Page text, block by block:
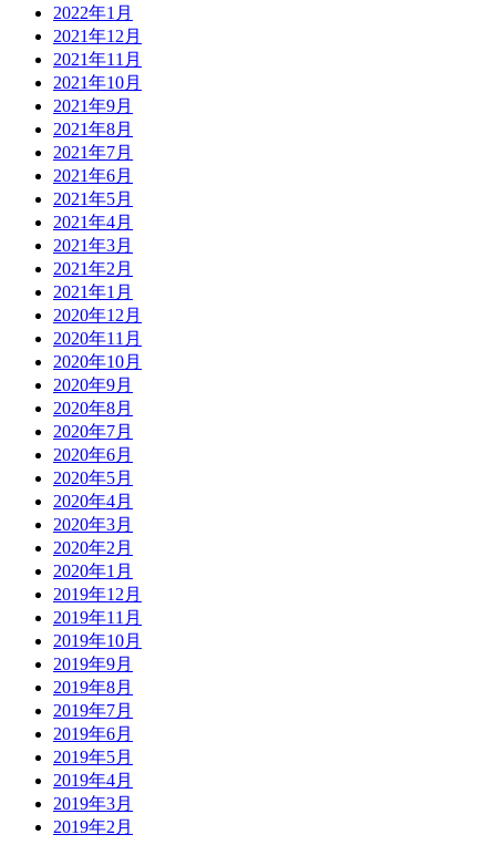
2022年1月
2021年12月
2021年11月
2021年10月
2021年9月
2021年8月
2021年7月
2021年6月
2021年5月
2021年4月
2021年3月
2021年2月
2021年1月
2020年12月
2020年11月
2020年10月
2020年9月
2020年8月
2020年7月
2020年6月
2020年5月
2020年4月
2020年3月
2020年2月
2020年1月
2019年12月
2019年11月
2019年10月
2019年9月
2019年8月
2019年7月
2019年6月
2019年5月
2019年4月
2019年3月
2019年2月